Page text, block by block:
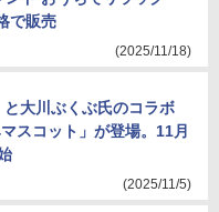
で販売
(2025/11/18)
と大川ぶくぶ氏のコラボ
スコット」が登場。11月
(2025/11/5)